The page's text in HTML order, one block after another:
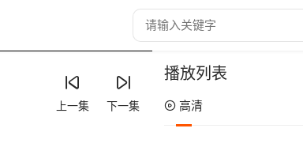
上一集 下一集
播放列表
高清